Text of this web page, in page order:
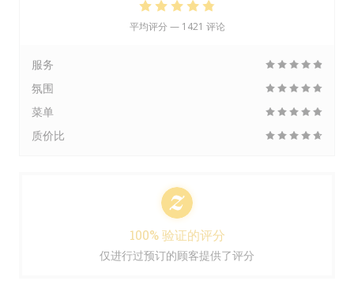
平均评分 — 1421 评论
服务
氛围
菜单
质价比
100% 验证的评分
仅进行过预订的顾客提供了评分